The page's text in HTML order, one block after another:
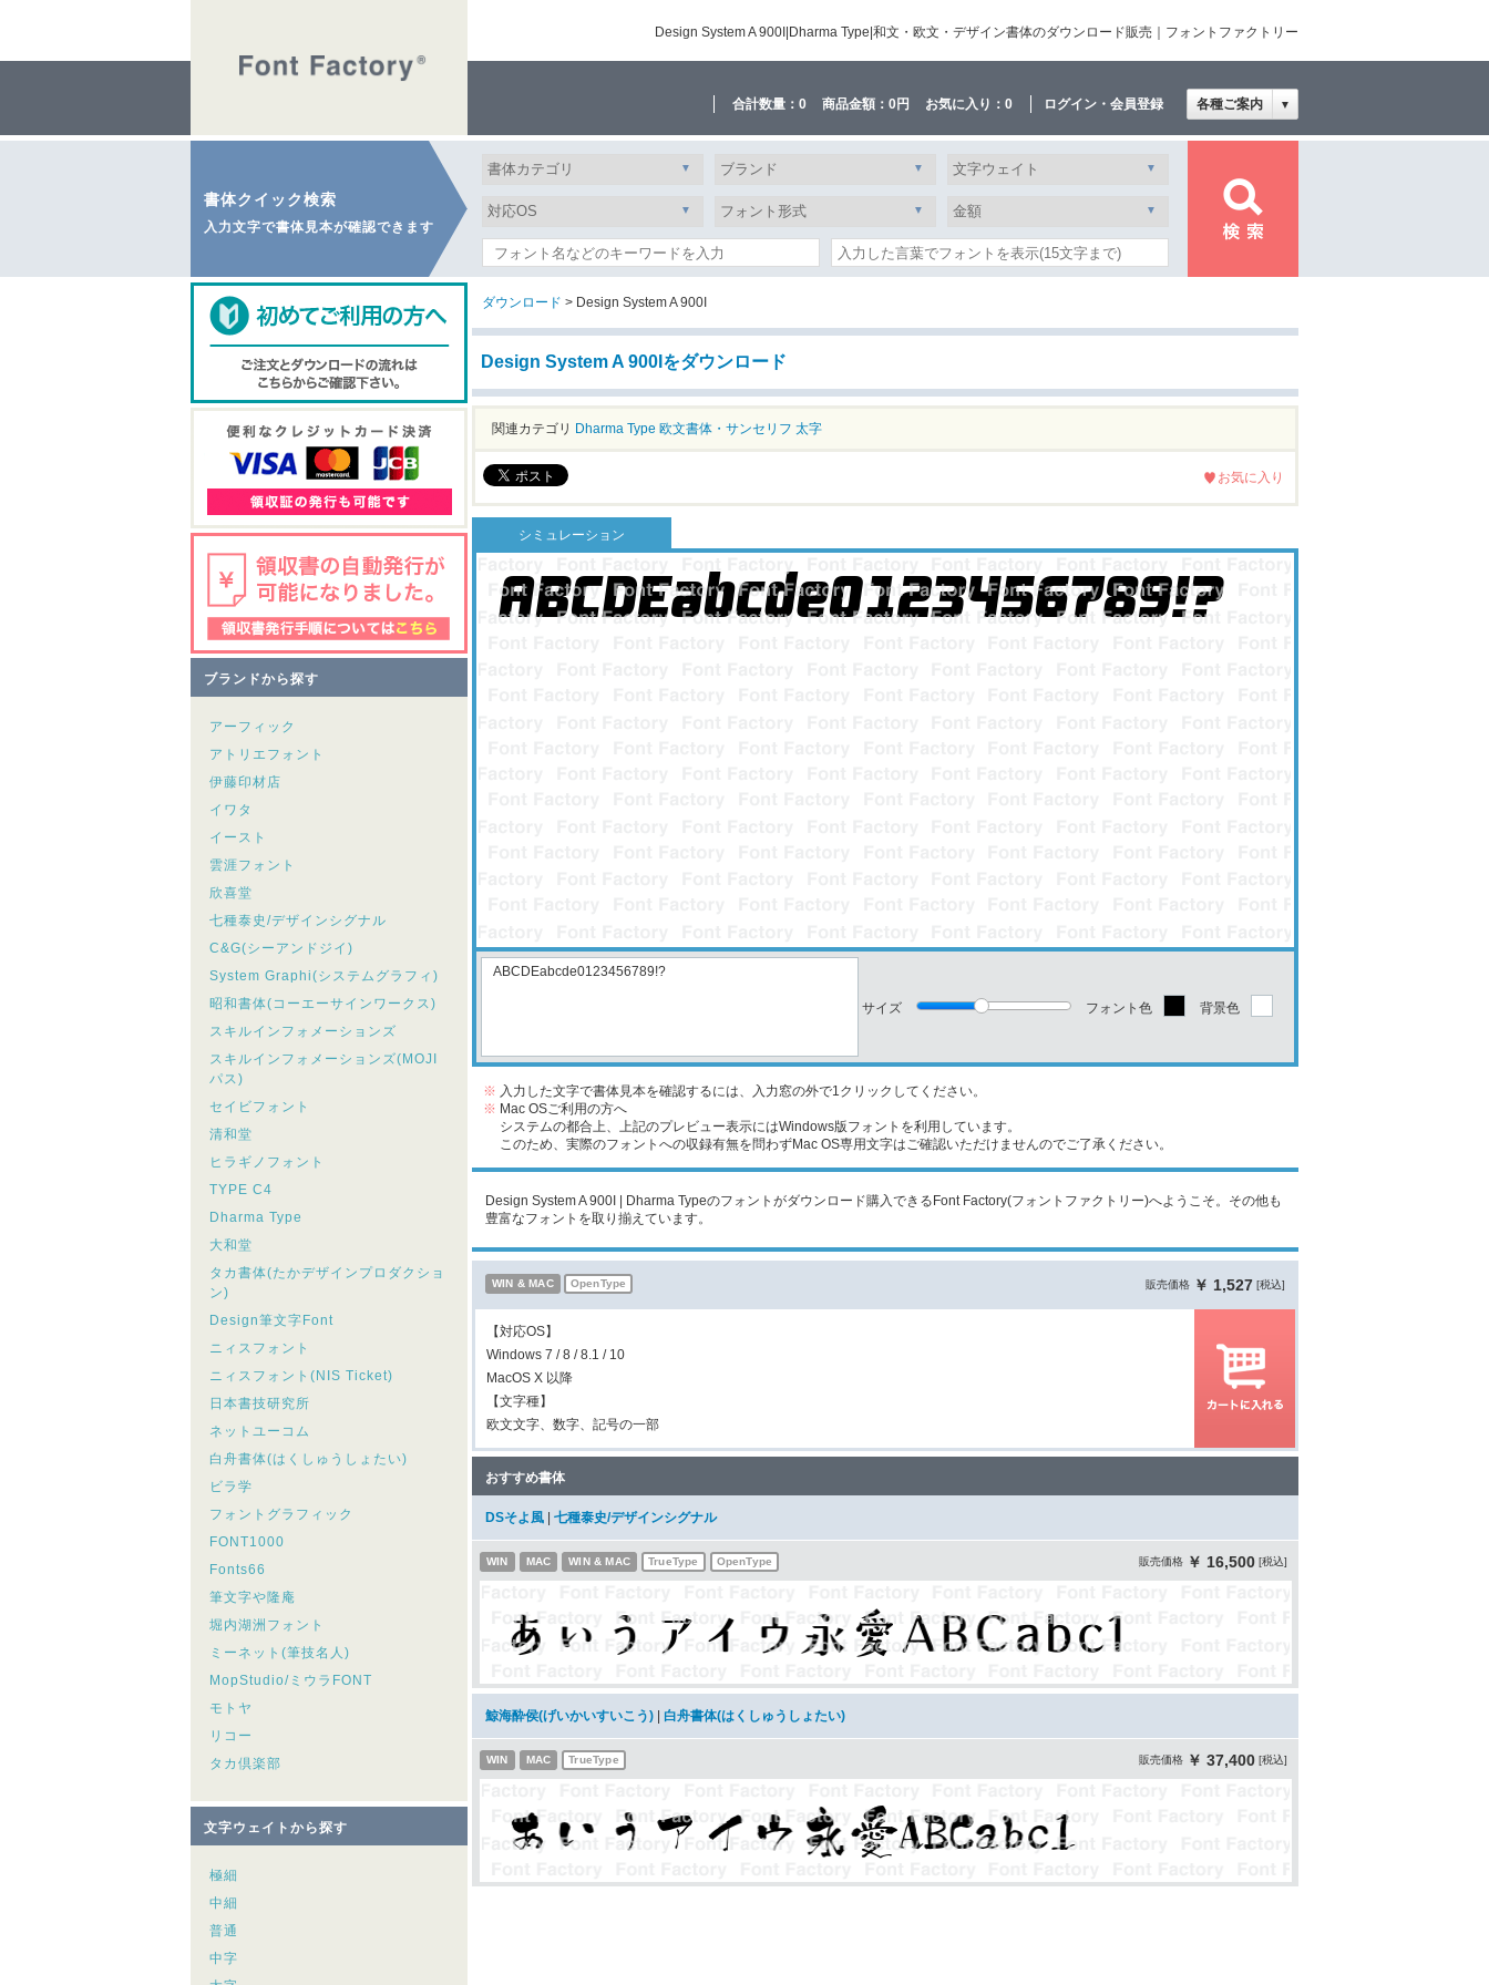
Design System A 900I|Dharma Type|和文・欧文・デザイン書体のダウンロード販売｜フォントファクトリー
合計数量： 0 商品金額： 0円 お気に入り： 0 ログイン・会員登録 各種ご案内 ▼
書体クイック検索
入力文字で書体見本が確認できます
ブランドから探す
アーフィック
アトリエフォント
伊藤印材店
イワタ
イースト
雲涯フォント
欣喜堂
七種泰史/デザインシグナル
C&G(シーアンドジイ)
System Graphi(システムグラフィ)
昭和書体(コーエーサインワークス)
スキルインフォメーションズ
スキルインフォメーションズ(MOJI
パス)
セイビフォント
清和堂
ヒラギノフォント
TYPE C4
Dharma Type
大和堂
タカ書体(たかデザインプロダクショ
ン)
Design筆文字Font
ニィスフォント
ニィスフォント(NIS Ticket)
日本書技研究所
ネットユーコム
白舟書体(はくしゅうしょたい)
ビラ学
フォントグラフィック
FONT1000
Fonts66
筆文字や隆庵
堀内湖洲フォント
ミーネット(筆技名人)
MopStudio/ミウラFONT
モトヤ
リコー
タカ倶楽部
文字ウェイトから探す
極細
中細
普通
中字
ダウンロード > Design System A 900I
Design System A 900Iをダウンロード
関連カテゴリ Dharma Type 欧文書体・サンセリフ 太字
お気に入り
シミュレーション
サイズ フォント色 背景色
※ 入力した文字で書体見本を確認するには、入力窓の外で1クリックしてください。
※ Mac OSご利用の方へ
システムの都合上、上記のプレビュー表示にはWindows版フォントを利用しています。
このため、実際のフォントへの収録有無を問わずMac OS専用文字はご確認いただけませんのでご了承ください。
Design System A 900I | Dharma Typeのフォントがダウンロード購入できるFont Factory(フォントファクトリー)へようこそ。その他も
豊富なフォントを取り揃えています。
WIN & MAC OpenType 販売価格 ￥ 1,527 [税込]
【対応OS】
Windows 7 / 8 / 8.1 / 10
MacOS X 以降
【文字種】
欧文文字、数字、記号の一部
おすすめ書体
DSそよ風 七種泰史/デザインシグナル
販売価格 ￥ 16,500 [税込]
WIN MAC WIN & MAC TrueType OpenType
鯨海酔侯(げいかいすいこう) 白舟書体(はくしゅうしょたい)
販売価格 ￥ 37,400 [税込]
WIN MAC TrueType